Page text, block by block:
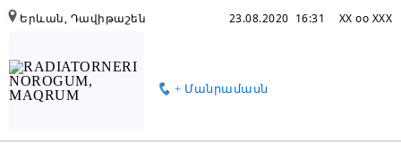
+ Մանրամասն
XX oo XXX
23.08.2020 16:31
Երևան, Դավիթաշեն